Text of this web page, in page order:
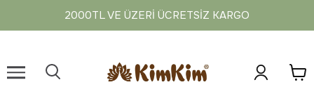
2000TL VE ÜZERI ÜCRETSIZ KARGO